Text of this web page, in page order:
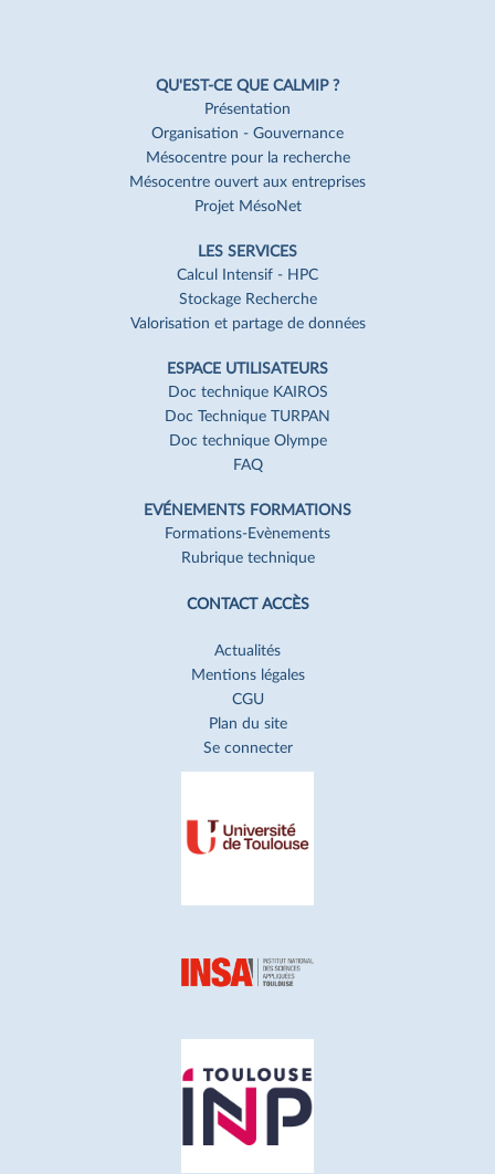
QU'EST-CE QUE CALMIP ?
Présentation
Organisation - Gouvernance
Mésocentre pour la recherche
Mésocentre ouvert aux entreprises
Projet MésoNet
LES SERVICES
Calcul Intensif - HPC
Stockage Recherche
Valorisation et partage de données
ESPACE UTILISATEURS
Doc technique KAIROS
Doc Technique TURPAN
Doc technique Olympe
FAQ
EVÉNEMENTS FORMATIONS
Formations-Evènements
Rubrique technique
CONTACT ACCÈS
Actualités
Mentions légales
CGU
Plan du site
Se connecter